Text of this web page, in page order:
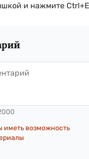
и нажмите
иметь возможность